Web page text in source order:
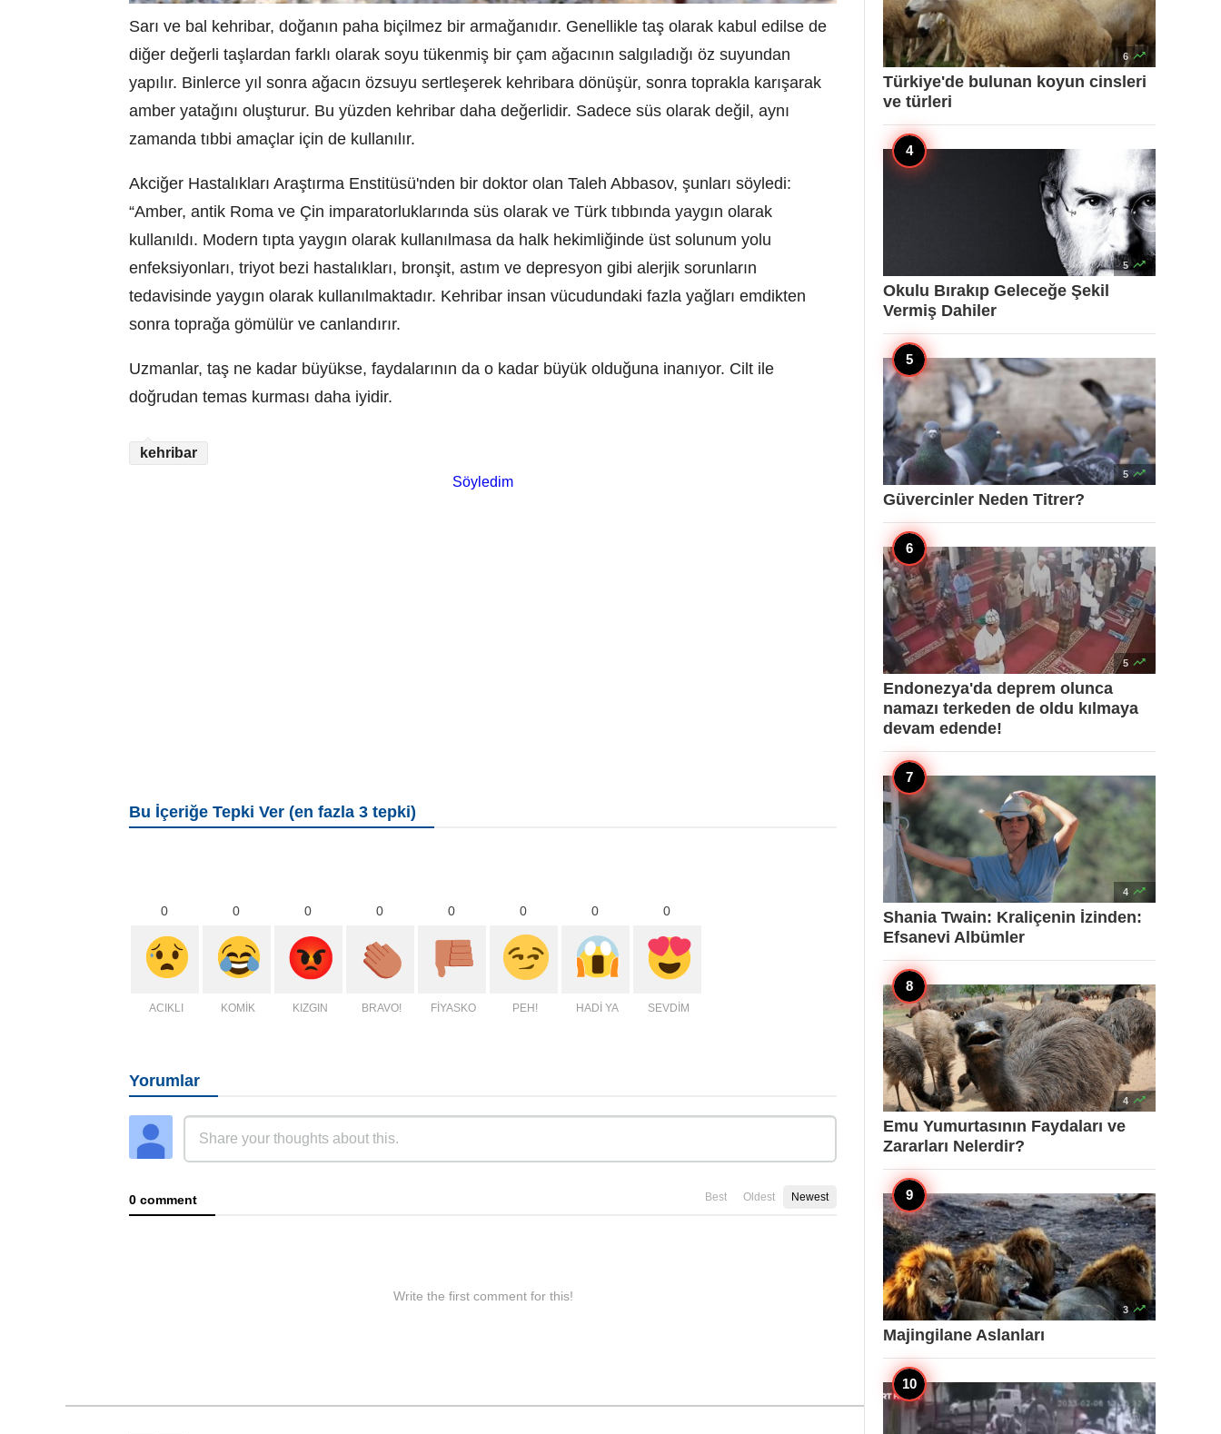
Sarı ve bal kehribar, doğanın paha biçilmez bir armağanıdır. Genellikle taş olarak kabul edilse de
diğer değerli taşlardan farklı olarak soyu tükenmiş bir çam ağacının salgıladığı öz suyundan
yapılır. Binlerce yıl sonra ağacın özsuyu sertleşerek kehribara dönüşür, sonra toprakla karışarak
amber yatağını oluşturur. Bu yüzden kehribar daha değerlidir. Sadece süs olarak değil, aynı
zamanda tıbbi amaçlar için de kullanılır.
Akciğer Hastalıkları Araştırma Enstitüsü'nden bir doktor olan Taleh Abbasov, şunları söyledi:
“Amber, antik Roma ve Çin imparatorluklarında süs olarak ve Türk tıbbında yaygın olarak
kullanıldı. Modern tıpta yaygın olarak kullanılmasa da halk hekimliğinde üst solunum yolu
enfeksiyonları, triyot bezi hastalıkları, bronşit, astım ve depresyon gibi alerjik sorunların
tedavisinde yaygın olarak kullanılmaktadır. Kehribar insan vücudundaki fazla yağları emdikten
sonra toprağa gömülür ve canlandırır.
Uzmanlar, taş ne kadar büyükse, faydalarının da o kadar büyük olduğuna inanıyor. Cilt ile
doğrudan temas kurması daha iyidir.
kehribar
Söyledim
Bu İçeriğe Tepki Ver (en fazla 3 tepki)
0
ACIKLI
0
KOMİK
0
KIZGIN
0
BRAVO!
0
FİYASKO
0
PEH!
0
HADİ YA
0
SEVDİM
Yorumlar
0 comment Best Oldest Newest
Write the first comment for this!
6 
Türkiye'de bulunan koyun cinsleri
ve türleri
5 
Okulu Bırakıp Geleceğe Şekil
Vermiş Dahiler
5 
Güvercinler Neden Titrer?
5 
Endonezya'da deprem olunca
namazı terkeden de oldu kılmaya
devam edende!
4 
Shania Twain: Kraliçenin İzinden:
Efsanevi Albümler
4 
Emu Yumurtasının Faydaları ve
Zararları Nelerdir?
3 
Majingilane Aslanları